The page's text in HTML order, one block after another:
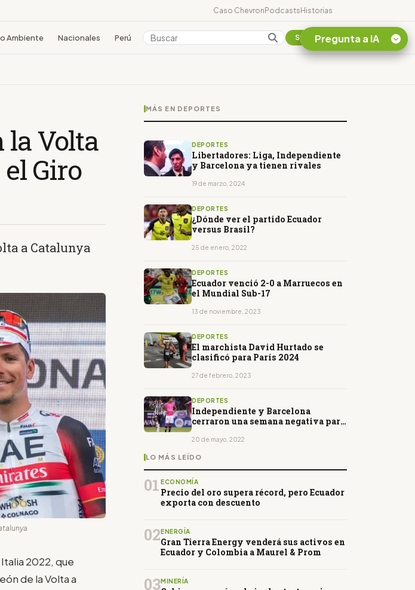
Caso ChevronPodcastsHistorias
Ambiente Nacionales Perú Colombia Suscribirse
la Volta
Giro
a Catalunya
2022, que
de la Volta a
MÁS EN DEPORTES
DEPORTES
Libertadores: Liga, Independiente
y Barcelona ya tienen rivales
19 de marzo, 2024
DEPORTES
¿Dónde ver el partido Ecuador
versus Brasil?
25 de enero, 2022
DEPORTES
Ecuador venció 2-0 a Marruecos en
el Mundial Sub-17
13 de noviembre, 2023
DEPORTES
El marchista David Hurtado se
clasificó para París 2024
27 de febrero, 2023
DEPORTES
Independiente y Barcelona
cerraron una semana negativa para
20 de mayo, 2022
LO MÁS LEÍDO
01 ECONOMÍA
Precio del oro supera récord, pero Ecuador
exporta con descuento
02 ENERGÍA
Gran Tierra Energy venderá sus activos en
Ecuador y Colombia a Maurel & Prom
03MINERÍA
Pregunta a IA
¿En que consiste la